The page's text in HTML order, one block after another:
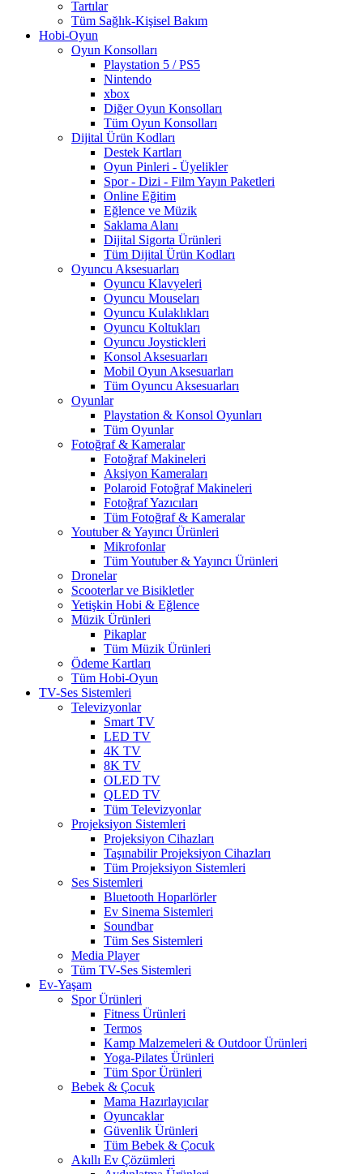
Tartılar
Tüm Sağlık-Kişisel Bakım
Hobi-Oyun
Oyun Konsolları
Playstation 5 / PS5
Nintendo
xbox
Diğer Oyun Konsolları
Tüm Oyun Konsolları
Dijital Ürün Kodları
Destek Kartları
Oyun Pinleri - Üyelikler
Spor - Dizi - Film Yayın Paketleri
Online Eğitim
Eğlence ve Müzik
Saklama Alanı
Dijital Sigorta Ürünleri
Tüm Dijital Ürün Kodları
Oyuncu Aksesuarları
Oyuncu Klavyeleri
Oyuncu Mouseları
Oyuncu Kulaklıkları
Oyuncu Koltukları
Oyuncu Joystickleri
Konsol Aksesuarları
Mobil Oyun Aksesuarları
Tüm Oyuncu Aksesuarları
Oyunlar
Playstation & Konsol Oyunları
Tüm Oyunlar
Fotoğraf & Kameralar
Fotoğraf Makineleri
Aksiyon Kameraları
Polaroid Fotoğraf Makineleri
Fotoğraf Yazıcıları
Tüm Fotoğraf & Kameralar
Youtuber & Yayıncı Ürünleri
Mikrofonlar
Tüm Youtuber & Yayıncı Ürünleri
Dronelar
Scooterlar ve Bisikletler
Yetişkin Hobi & Eğlence
Müzik Ürünleri
Pikaplar
Tüm Müzik Ürünleri
Ödeme Kartları
Tüm Hobi-Oyun
TV-Ses Sistemleri
Televizyonlar
Smart TV
LED TV
4K TV
8K TV
OLED TV
QLED TV
Tüm Televizyonlar
Projeksiyon Sistemleri
Projeksiyon Cihazları
Taşınabilir Projeksiyon Cihazları
Tüm Projeksiyon Sistemleri
Ses Sistemleri
Bluetooth Hoparlörler
Ev Sinema Sistemleri
Soundbar
Tüm Ses Sistemleri
Media Player
Tüm TV-Ses Sistemleri
Ev-Yaşam
Spor Ürünleri
Fitness Ürünleri
Termos
Kamp Malzemeleri & Outdoor Ürünleri
Yoga-Pilates Ürünleri
Tüm Spor Ürünleri
Bebek & Çocuk
Mama Hazırlayıcılar
Oyuncaklar
Güvenlik Ürünleri
Tüm Bebek & Çocuk
Akıllı Ev Çözümleri